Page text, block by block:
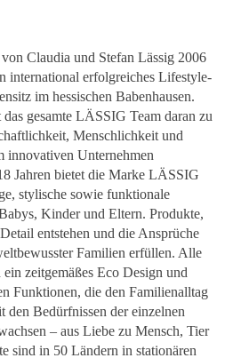
Claudia und Stefan Lässig 2006
international erfolgreiches Lifestyle-
im hessischen Babenhausen.
gesamte LÄSSIG Team daran zu
Menschlichkeit und
innovativen Unternehmen
Jahren bietet die Marke LÄSSIG
stylische sowie funktionale
Kinder und Eltern. Produkte,
entstehen und die Ansprüche
Familien erfüllen. Alle
zeitgemäßes Eco Design und
Funktionen, die den Familienalltag
den Bedürfnissen der einzelnen
– aus Liebe zu Mensch, Tier
sind in 50 Ländern in stationären